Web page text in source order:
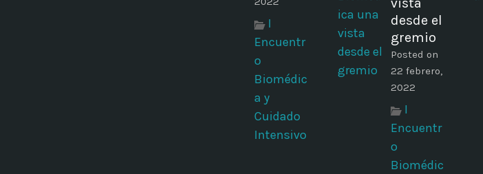
I
Encuentr
o
Biomédic
a y
Cuidado
Intensivo
desde el
gremio
Posted on
22 febrero,
2022
I
Encuentr
o
Biomédic